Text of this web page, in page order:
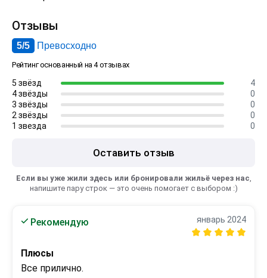
Отзывы
5/5 Превосходно
Рейтинг основанный на 4 отзывах
5 звёзд
4
4 звёзды
0
3 звёзды
0
2 звёзды
0
1 звезда
0
Оставить отзыв
Если вы уже жили здесь или бронировали жильё через нас,
напишите пару строк — это очень помогает с выбором :)
Рекомендую январь 2024
Плюсы
Все прилично.